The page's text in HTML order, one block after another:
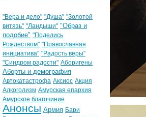
"Вера и дело" "Душа" "Золотой
витязь" "Ландыши" "Образ и
подобие" "Поделись
Рождеством" "Православная
инициатива" "Радость веры"
"Синдром радости" Аборигены
Аборты и демография
Автокатастрофа Аксиос Акция
Алкоголизм Амурская епархия
Амурское благочиние
Анонсы Армия Бари